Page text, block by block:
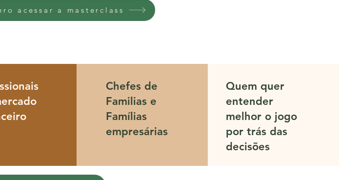
acessar a masterclass
Chefes de
Familias e
Famílias
empresárias
Quem quer
entender
melhor o jogo
por trás das
decisões